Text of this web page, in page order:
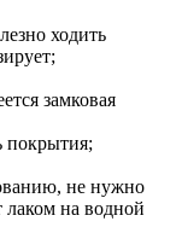
ходить
замковая
покрытия;
не нужно
на водной